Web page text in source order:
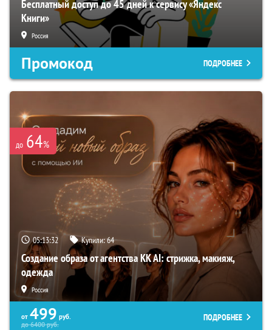
Бесплатный доступ до 45 дней к сервису «Яндекс
Книги»
Россия
Промокод ПОДРОБНЕЕ
до 64%
05:13:30 Купили:64
Создание образа от агентства KK AI: стрижка, макияж,
одежда
Россия
от 499 руб.
до6400руб.
ПОДРОБНЕЕ